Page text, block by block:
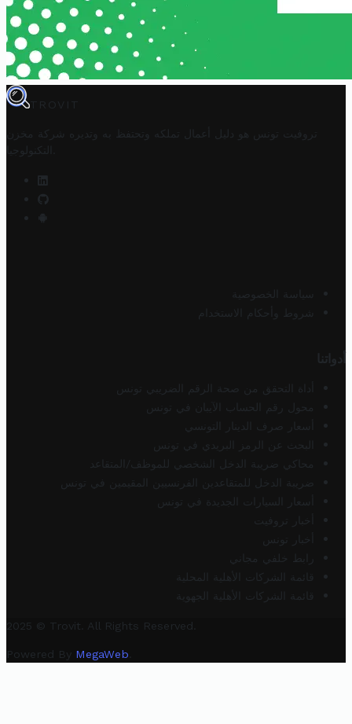
TROVIT
تروفيت تونس هو دليل أعمال تملكه وتحتفظ به وتديره
شركة مخزن
التكنولوجيا
سياسة الخصوصية
شروط وأحكام الاستخدام
أدواتنا
أداة التحقق من صحة الرقم الضريبي تونس
محول رقم الحساب الآيبان في تونس
أسعار صرف الدينار التونسي
البحث عن الرمز البريدي في تونس
محاكي ضريبة الدخل الشخصي للموظف/المتقاعد
ضريبة الدخل للمتقاعدين الفرنسيين المقيمين في تونس
أسعار السيارات الجديدة في تونس
أخبار تروفيت
أخبار تونس
رابط خلفي مجاني
قائمة الشركات الأهلية المحلية
قائمة الشركات الأهلية الجهوية
2025 © Trovit. All Rights Reserved.
Powered By MegaWeb